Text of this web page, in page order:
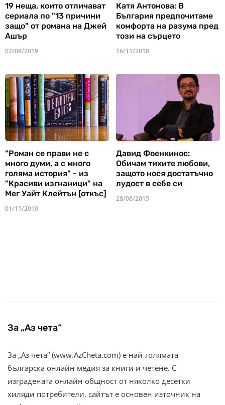
19 неща, които отличават
сериала по "13 причини
защо" от романа на Джей
Ашър
02/08/2019
Катя Антонова: В
България предпочитаме
комфорта на разума пред
този на сърцето
16/11/2018
"Роман се прави не с
много думи, а с много
голяма история" - из
"Красиви изгнаници" на
Мег Уайт Клейтън [откъс]
01/11/2019
Давид Фоенкинос:
Обичам тихите любови,
защото нося достатъчно
лудост в себе си
28/08/2015
За „Аз чета“
За „Аз чета“ (www.AzCheta.com) е най-голямата
българска онлайн медия за книги и четене. С
изградената онлайн общност от няколко десетки
хиляди потребители, сайтът е основен източник на